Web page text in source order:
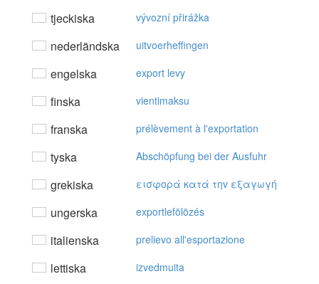
tjeckiska vývozní přirážka
nederländska uitvoerheffingen
engelska export levy
finska vientimaksu
franska prélèvement à l'exportation
tyska Abschöpfung bei der Ausfuhr
grekiska εισφoρά κατά τηv εξαγωγή
ungerska exportlefölözés
italienska prelievo all'esportazione
lettiska izvedmuita